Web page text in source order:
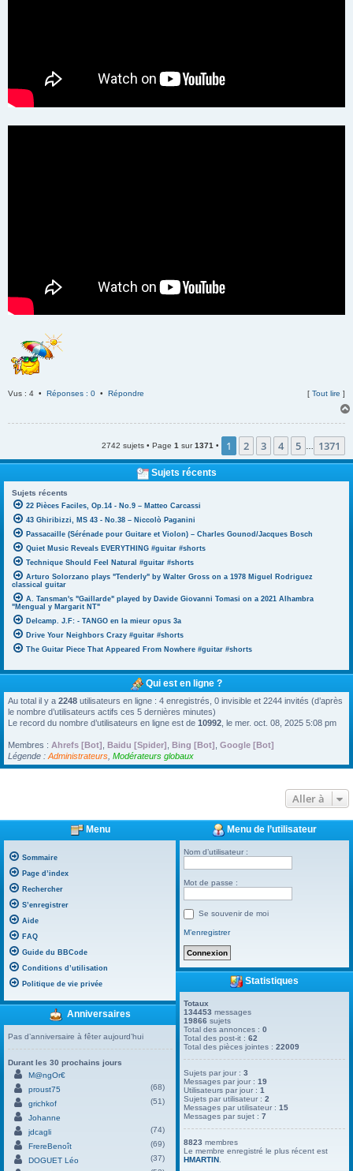
Vus : 4 • Réponses : 0 • Répondre [ Tout lire ]
2742 sujets • Page 1 sur1371 • 1 2 3 4 5 1371
Sujets récents
Sujets récents
22 Pièces Faciles, Op.14 - No.9 – Matteo Carcassi
43 Ghiribizzi, MS 43 - No.38 – Niccolò Paganini
Passacaille (Sérénade pour Guitare et Violon) – Charles Gounod/Jacques Bosch
Quiet Music Reveals EVERYTHING #guitar #shorts
Technique Should Feel Natural #guitar #shorts
Arturo Solorzano plays "Tenderly" by Walter Gross on a 1978 Miguel Rodriguez
classical guitar
A. Tansman's "Gaillarde" played by Davide Giovanni Tomasi on a 2021 Alhambra
"Mengual y Margarit NT"
Delcamp. J.F: - TANGO en la mieur opus 3a
Drive Your Neighbors Crazy #guitar #shorts
The Guitar Piece That Appeared From Nowhere #guitar #shorts
Qui est en ligne ?
Au total il y a 2248 utilisateurs en ligne : 4 enregistrés, 0 invisible et 2244 invités (d’après
le nombre d’utilisateurs actifs ces 5 dernières minutes)
Le record du nombre d’utilisateurs en ligne est de 10992 , le mer. oct. 08, 2025 5:08 pm
Membres : Ahrefs [Bot] Baidu [Spider] Bing [Bot]
Google [Bot]
Légende : Administrateurs Modérateurs globaux
Aller à
Menu
Sommaire
Page d’index
Rechercher
S’enregistrer
Aide
FAQ
Guide du BBCode
Conditions d’utilisation
Politique de vie privée
Anniversaires
Pas d’anniversaire à fêter aujourd’hui
Durant les 30 prochains jours
M@ngOr€
proust75
(68)
grichkof
(51)
Johanne
jdcagli
(74)
FrereBenoît
(69)
DOGUET Léo
(37)
Menu de l’utilisateur
Nom d’utilisateur :
Mot de passe :
Se souvenir de moi
M’enregistrer
Statistiques
Totaux
134453 messages
19866 sujets
Total des annonces :0
Total des post-it :62
Total des pièces jointes :22009
Sujets par jour :3
Messages par jour :19
Utilisateurs par jour :1
Sujets par utilisateur :2
Messages par utilisateur :15
Messages par sujet :7
8823 membres
Le membre enregistré le plus récent est
HMARTIN.